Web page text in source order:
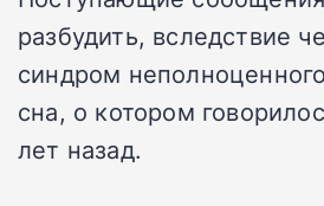
разбудить, вследствие
синдром
сна, о котором
лет назад.